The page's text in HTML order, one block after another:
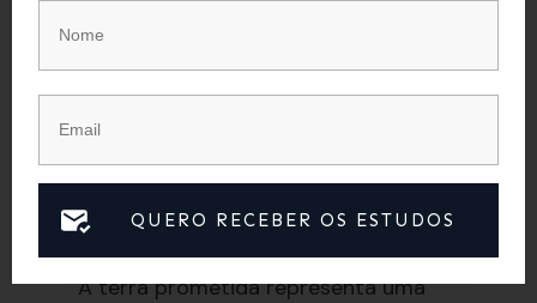
até os grandes milagres, devemos ser
gratos e celebrar tudo aquilo que
Deus tem feito por nós.
Conclusão
A terra prometida representa uma
QUERO RECEBER OS ESTUDOS